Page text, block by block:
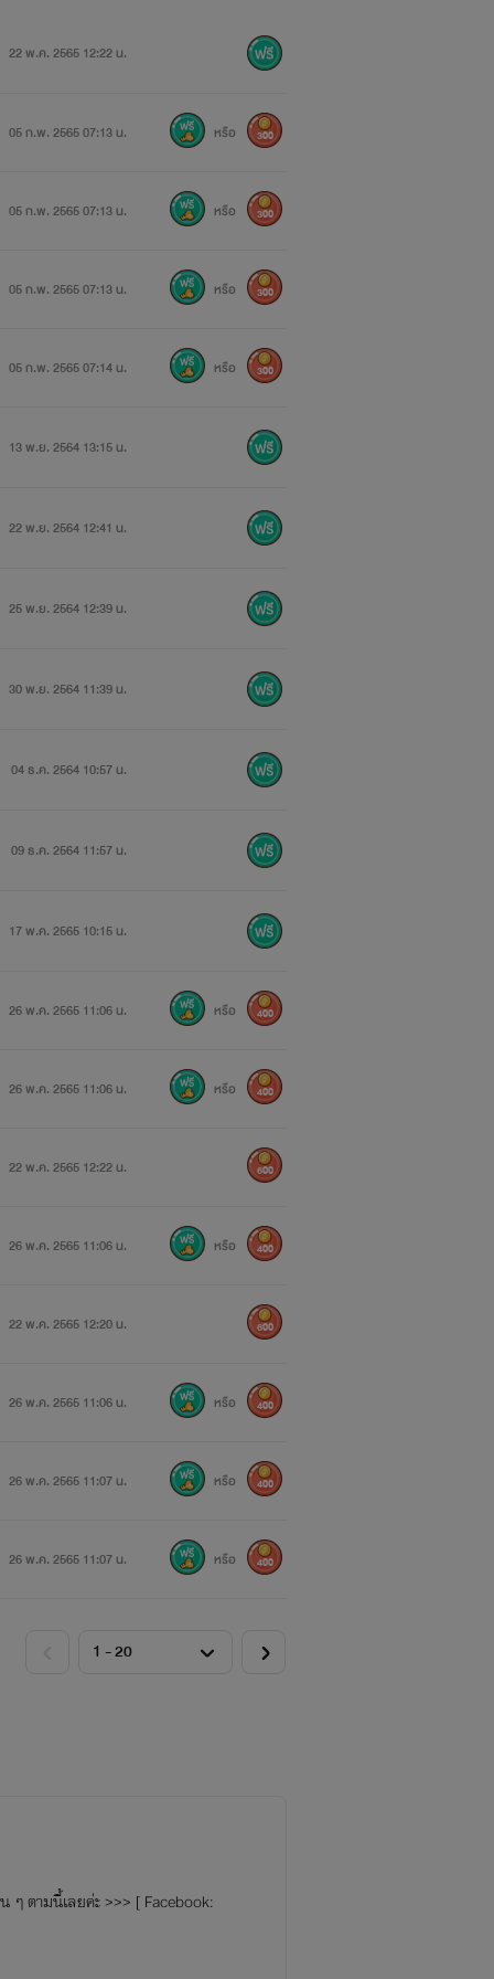
22 พ.ค. 2565 12:22 น.
05 ก.พ. 2565 07:13 น. หรือ 300
05 ก.พ. 2565 07:13 น. หรือ 300
05 ก.พ. 2565 07:13 น. หรือ 300
05 ก.พ. 2565 07:14 น. หรือ 300
13 พ.ย. 2564 13:15 น.
22 พ.ย. 2564 12:41 น.
25 พ.ย. 2564 12:39 น.
30 พ.ย. 2564 11:39 น.
04 ธ.ค. 2564 10:57 น.
09 ธ.ค. 2564 11:57 น.
17 พ.ค. 2565 10:15 น.
26 พ.ค. 2565 11:06 น. หรือ 400
26 พ.ค. 2565 11:06 น. หรือ 400
22 พ.ค. 2565 12:22 น. 600
26 พ.ค. 2565 11:06 น. หรือ 400
22 พ.ค. 2565 12:20 น. 600
26 พ.ค. 2565 11:06 น. หรือ 400
26 พ.ค. 2565 11:07 น. หรือ 400
26 พ.ค. 2565 11:07 น. หรือ 400
ๆ ตามนี้เลยค่ะ >>> [ Facebook: